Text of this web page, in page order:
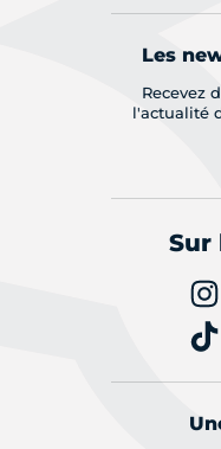
Les
Recevez
l'actualité
Sur